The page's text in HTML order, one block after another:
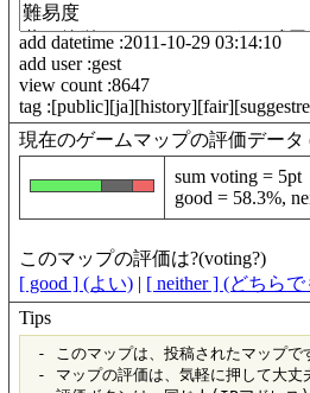
add datetime :2011-10-29 03:14:10
add user :gest
view count :8647
tag
現在のゲームマップの評価データ
sum voting = 5pt
good = 58.3%,
このマップの評価は?(voting?)
[ good ] (よい)| [ neither ] (どちら
Tips
- このマップは、投稿されたマップで
- マップの評価は、気軽に押して大丈